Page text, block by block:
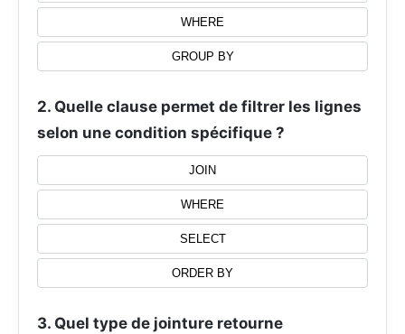
WHERE
GROUP BY
2. Quelle clause permet de filtrer les lignes
selon une condition spécifique ?
JOIN
WHERE
SELECT
ORDER BY
3. Quel type de jointure retourne